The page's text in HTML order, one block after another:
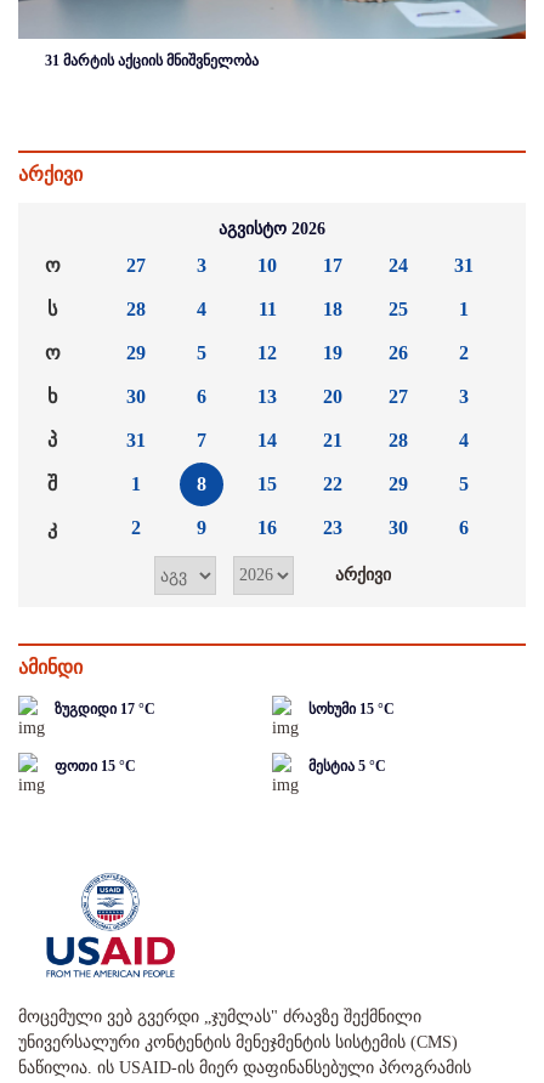
31 მარტის აქციის მნიშვნელობა
არქივი
აგვისტო 2026
ო
ს
ო
ხ
პ
შ
კ
27
28
29
30
31
1
2
3
4
5
6
7
8
9
10
11
12
13
14
15
16
17
18
19
20
21
22
23
24
25
26
27
28
29
30
31
1
2
3
4
5
6
ამინდი
ზუგდიდი 17 °C სოხუმი 15 °C
ფოთი 15 °C მესტია 5 °C
მოცემული ვებ გვერდი „ჯუმლას" ძრავზე შექმნილი
უნივერსალური კონტენტის მენეჯმენტის სისტემის (CMS)
ნაწილია. ის USAID-ის მიერ დაფინანსებული პროგრამის